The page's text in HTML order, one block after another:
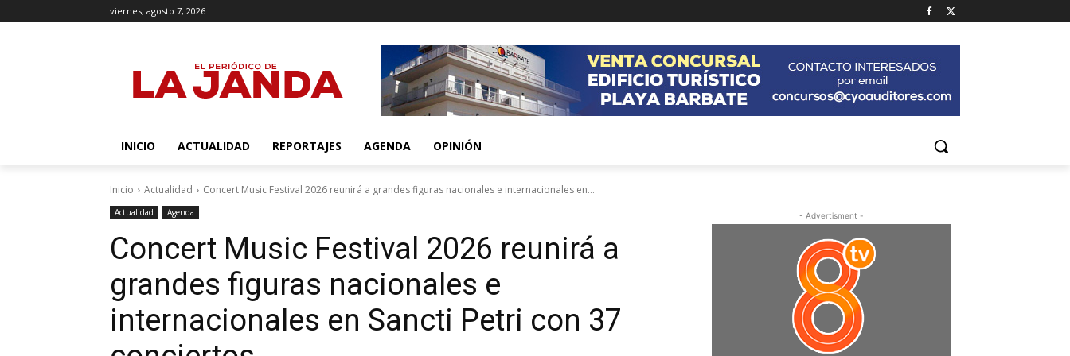
viernes, agosto 7, 2026
INICIO ACTUALIDAD REPORTAJES AGENDA OPINIÓN
Inicio Actualidad Concert Music Festival 2026 reunirá a grandes figuras nacionales e internacionales en...
Actualidad Agenda
Concert Music Festival 2026 reunirá a
grandes figuras nacionales e
internacionales en Sancti Petri con 37
- Advertisment -